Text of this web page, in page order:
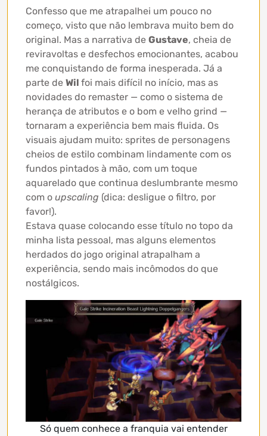
Confesso que me atrapalhei um pouco no
começo, visto que não lembrava muito bem do
original. Mas a narrativa de Gustave, cheia de
reviravoltas e desfechos emocionantes, acabou
me conquistando de forma inesperada. Já a
parte de Wil foi mais difícil no início, mas as
novidades do remaster — como o sistema de
herança de atributos e o bom e velho grind —
tornaram a experiência bem mais fluida. Os
visuais ajudam muito: sprites de personagens
cheios de estilo combinam lindamente com os
fundos pintados à mão, com um toque
aquarelado que continua deslumbrante mesmo
com o upscaling (dica: desligue o filtro, por
favor!).
Estava quase colocando esse título no topo da
minha lista pessoal, mas alguns elementos
herdados do jogo original atrapalham a
experiência, sendo mais incômodos do que
nostálgicos.
Só quem conhece a franquia vai entender